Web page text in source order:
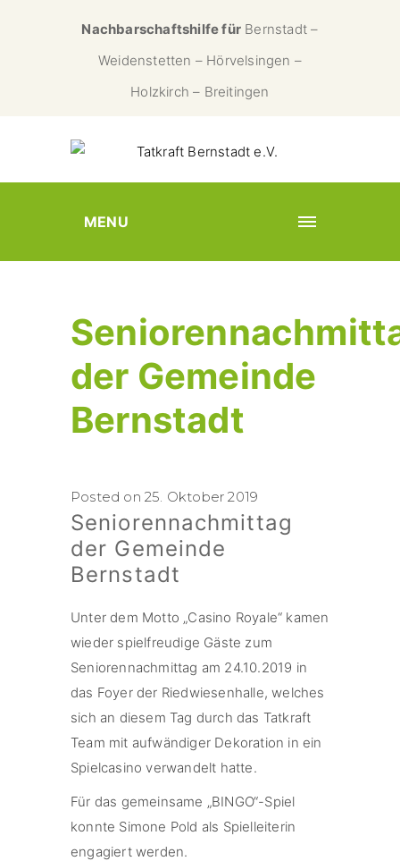
Nachbarschaftshilfe für Bernstadt –
Weidenstetten – Hörvelsingen –
Holzkirch – Breitingen
MENU
der Gemeinde
Bernstadt
Posted on 25. Oktober 2019
Seniorennachmittag
der Gemeinde
Bernstadt
Unter dem Motto „Casino Royale“ kamen
wieder spielfreudige Gäste zum
Seniorennachmittag am 24.10.2019 in
das Foyer der Riedwiesenhalle, welches
sich an diesem Tag durch das Tatkraft
Team mit aufwändiger Dekoration in ein
Spielcasino verwandelt hatte.
Für das gemeinsame „BINGO“-Spiel
konnte Simone Pold als Spielleiterin
engagiert werden.